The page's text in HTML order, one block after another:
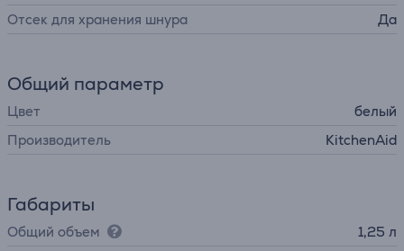
Отсек для хранения шнура
Да
Общий параметр
Цвет
белый
Производитель
KitchenAid
Габариты
Общий объем
1,25 л